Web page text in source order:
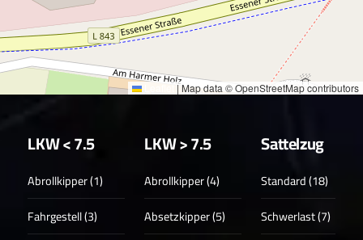
Leaflet |Map data © OpenStreetMap contributors
LKW < 7.5
Abrollkipper (1)
Fahrgestell (3)
LKW > 7.5
Abrollkipper (4)
Absetzkipper (5)
Sattelzug
Standard (18)
Schwerlast (7)